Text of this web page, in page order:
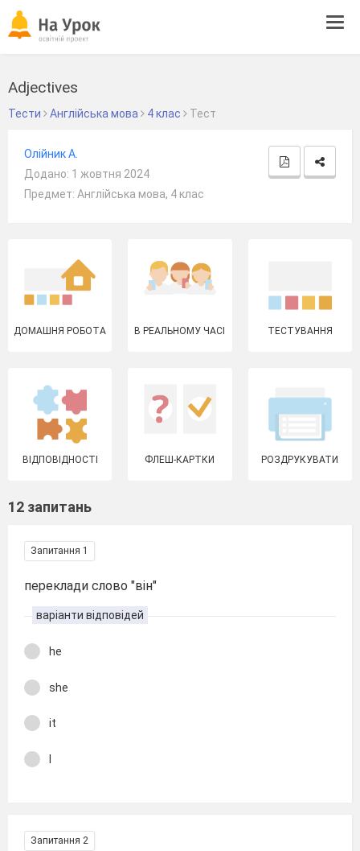
Adjectives
Тести Англійська мова 4 клас Тест
Олійник А.
Додано: 1 жовтня 2024
Предмет: Англійська мова, 4 клас
ДОМАШНЯ РОБОТА В РЕАЛЬНОМУ ЧАСІ ТЕСТУВАННЯ
ВІДПОВІДНОСТІ ФЛЕШ-КАРТКИ РОЗДРУКУВАТИ
12 запитань
Запитання 1
переклади слово "він"
варіанти відповідей
he
she
it
I
Запитання 2